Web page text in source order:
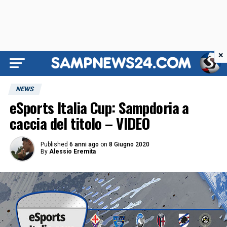
NEWS
eSports Italia Cup: Sampdoria a
caccia del titolo – VIDEO
Published 6 anni ago on 8 Giugno 2020
By Alessio Eremita
×